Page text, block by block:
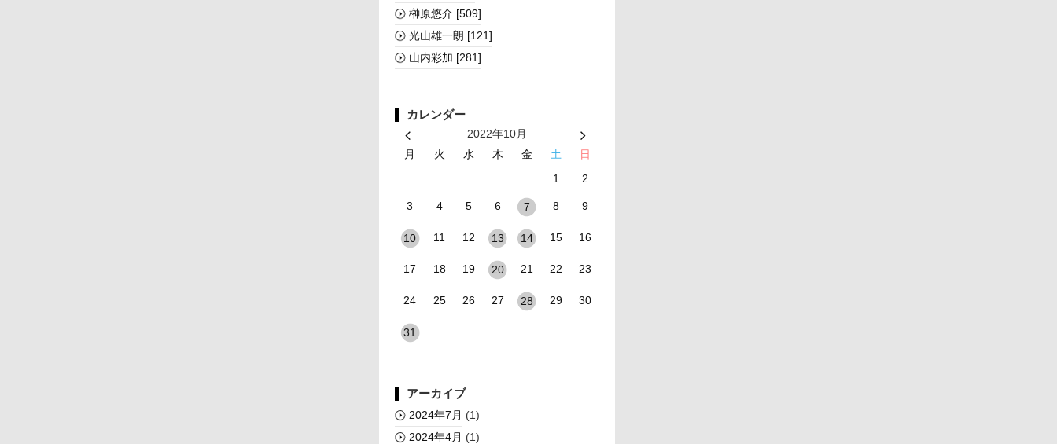
榊󠄀原悠介 [509]
光山雄一朗 [121]
山内彩加 [281]
カレンダー
2022年10月
月
火 水 木 金 土
日
1
2
3 4 5 6 7 8 9
10 11 12 13 14 15 16
17 18 19 20 21 22 23
24 25 26 27 28 29 30
31
アーカイブ
2024年7月 (1)
2024年4月 (1)